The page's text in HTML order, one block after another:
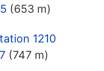
(653 m)
1210
(747 m)